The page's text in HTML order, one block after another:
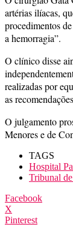
artérias ilíacas,
procedimentos
a hemorragia”.
O clínico disse
realizadas por
as
O julgamento
Menores e de
TAGS
Hospital
Tribunal
Facebook
X
Pinterest